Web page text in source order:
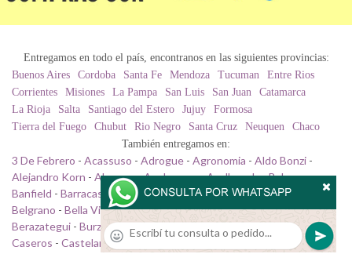
Entregamos en todo el país, encontranos en las siguientes provincias:
Buenos Aires
Cordoba Santa Fe Mendoza Tucuman
Entre Rios
Corrientes
Misiones La Pampa San Luis San Juan
Catamarca
La Rioja
Salta Santiago del Estero Jujuy
Formosa
Tierra del Fuego
Chubut Rio Negro Santa Cruz Neuquen
Chaco
También entregamos en:
3 De Febrero - Acassuso - Adrogue - Agronomia - Aldo Bonzi -
Alejandro Korn - Almagro-Anchorena-Avellaneda-Balvanera-
Banfield - Barracas -Barrio Norte-Bartolome Mitre-Beccar
Belgrano - Bella Vista-Bernal-Boedo-Bosques-Boulogne-
Berazategui - Burzaco-Caballito-Campo De Mayo-Canning-
Caseros - Castelar -City Bell Ciudad Jardin -